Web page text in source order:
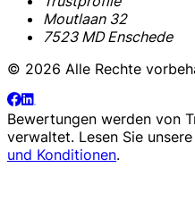
Moutlaan 32
7523 MD Enschede
© 2026 Alle Rechte
Bewertungen werden von
verwaltet. Lesen Sie unsere
und Konditionen.